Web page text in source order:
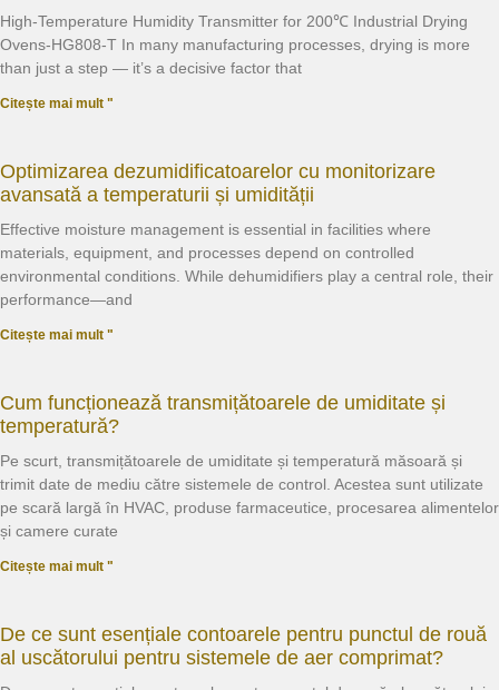
High-Temperature Humidity Transmitter for 200℃ Industrial Drying
Ovens-HG808-T In many manufacturing processes, drying is more
than just a step — it’s a decisive factor that
Citește mai mult "
Optimizarea dezumidificatoarelor cu monitorizare
avansată a temperaturii și umidității
Effective moisture management is essential in facilities where
materials, equipment, and processes depend on controlled
environmental conditions. While dehumidifiers play a central role, their
performance—and
Citește mai mult "
Cum funcționează transmițătoarele de umiditate și
temperatură?
Pe scurt, transmițătoarele de umiditate și temperatură măsoară și
trimit date de mediu către sistemele de control. Acestea sunt utilizate
pe scară largă în HVAC, produse farmaceutice, procesarea alimentelor
și camere curate
Citește mai mult "
De ce sunt esențiale contoarele pentru punctul de rouă
al uscătorului pentru sistemele de aer comprimat?